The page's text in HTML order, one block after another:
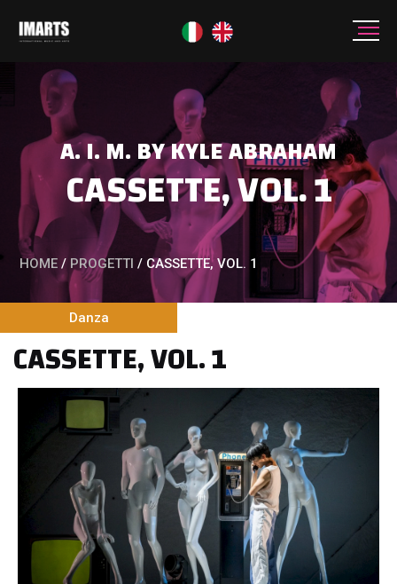
A. I. M. BY KYLE ABRAHAM
CASSETTE, VOL. 1
HOME / PROGETTI / CASSETTE, VOL. 1
Danza
CASSETTE, VOL. 1